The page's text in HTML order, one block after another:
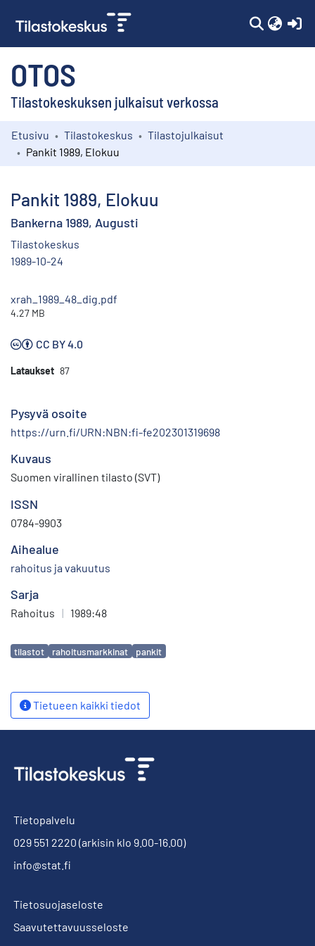
OTOS
Tilastokeskuksen julkaisut verkossa
Kokoelmat
Etusivu Tilastokeskus
Tilastojulkaisut
Pankit 1989, Elokuu
Pankit 1989, Elokuu
Bankerna 1989, Augusti
Tilastokeskus
1989-10-24
xrah_1989_48_dig.pdf
4.27 MB
CC BY 4.0
Lataukset 87
Pysyvä osoite
https://urn.fi/URN:NBN:fi-fe202301319698
Kuvaus
Suomen virallinen tilasto (SVT)
ISSN
0784-9903
Aihealue
rahoitus ja vakuutus
Sarja
Rahoitus | 1989:48
Avainsanat
tilastot rahoitusmarkkinat pankit
Tietueen kaikki tiedot
Tietopalvelu
029 551 2220 (arkisin klo 9.00-16.00)
info@stat.fi
Tietosuojaseloste
Saavutettavuusseloste